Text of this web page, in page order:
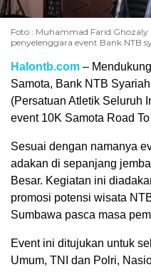
Foto : Muhammad Farid Ghozaly
penyelenggara event Bank NTB
Halontb.com –
Samota, Bank NTB
(Persatuan Atletik Seluruh
event 10K Samota Road
Sesuai dengan namanya
adakan di sepanjang
Besar. Kegiatan ini
promosi potensi wisata
Sumbawa pasca masa
Event ini ditujukan untuk
Umum, TNI dan Polri,